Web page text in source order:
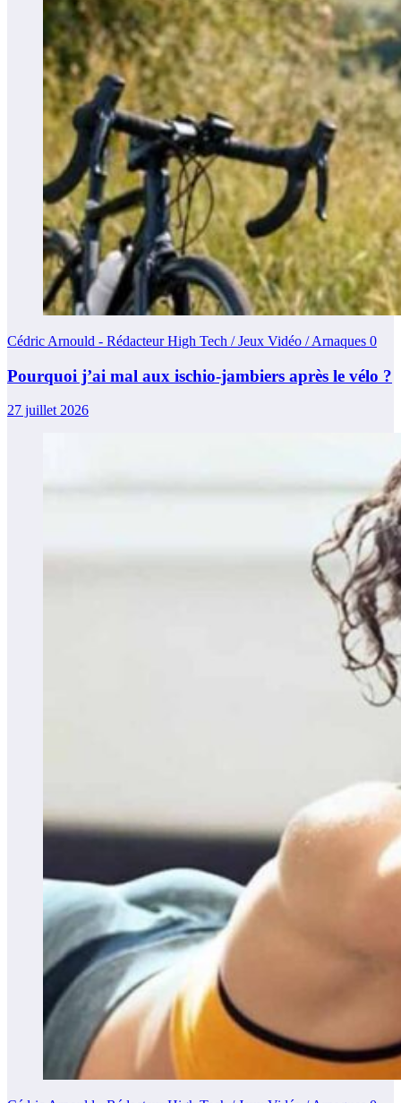
Cédric Arnould - Rédacteur High Tech / Jeux Vidéo / Arnaques 0
Pourquoi j’ai mal aux ischio-jambiers après le vélo ?
27 juillet 2026